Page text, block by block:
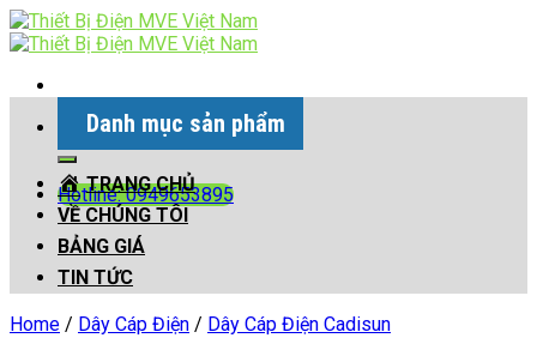
Skip
to
Search
for:
Hotline: 0949653895
Danh mục sản phẩm
TRANG CHỦ
VỀ CHÚNG TÔI
BẢNG GIÁ
TIN TỨC
Home / Dây Cáp Điện / Dây Cáp Điện Cadisun